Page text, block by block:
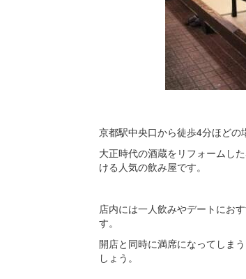
京都駅中央口から徒歩4分ほどの
大正時代の酒蔵をリフォームし
ける人気の飲み屋です。
店内には一人飲みやデートにお
す。
開店と同時に満席になってしま
しょう。